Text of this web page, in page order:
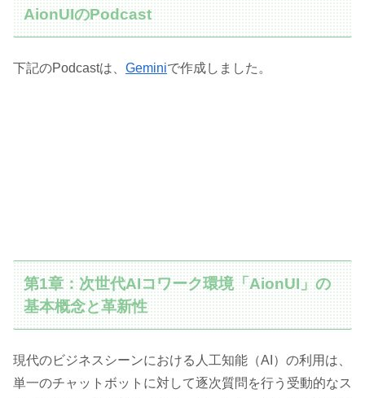
AionUIのPodcast
下記のPodcastは、 Geminiで作成しました。
第1章：次世代AIコワーク環境「AionUI」の
基本概念と革新性
現代のビジネスシーンにおける人工知能（AI）の利用は、
単一のチャットボットに対して逐次質問を行う受動的なス